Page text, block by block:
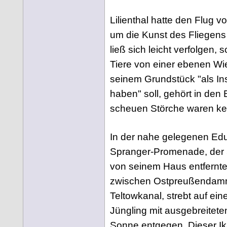
Lilienthal hatte den Flug
um die Kunst des
ließ sich leicht verfolgen,
Tiere von einer ebenen
seinem Grundstück "als
haben" soll, gehört in den
scheuen Störche waren
In der nahe gelegenen
Spranger-Promenade, der
von seinem Haus
zwischen
Teltowkanal, strebt auf
Jüngling mit